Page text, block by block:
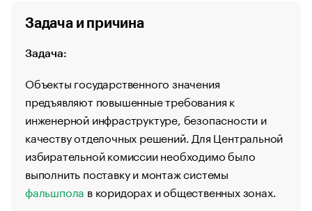
Задача и причина
Задача:
Объекты государственного значения
предъявляют повышенные требования к
инженерной инфраструктуре, безопасности и
качеству отделочных решений. Для Центральной
избирательной комиссии необходимо было
выполнить поставку и монтаж системы
фальшпола в коридорах и общественных зонах.